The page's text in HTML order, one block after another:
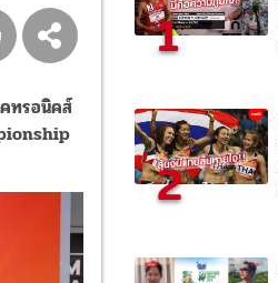
ทรอนิคส์
1
2